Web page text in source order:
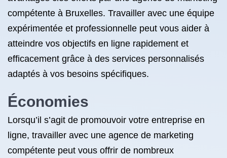
compétente à Bruxelles. Travailler avec une équipe
expérimentée et professionnelle peut vous aider à
atteindre vos objectifs en ligne rapidement et
efficacement grâce à des services personnalisés
adaptés à vos besoins spécifiques.
Économies
Lorsqu’il s’agit de promouvoir votre entreprise en
ligne, travailler avec une agence de marketing
compétente peut vous offrir de nombreux